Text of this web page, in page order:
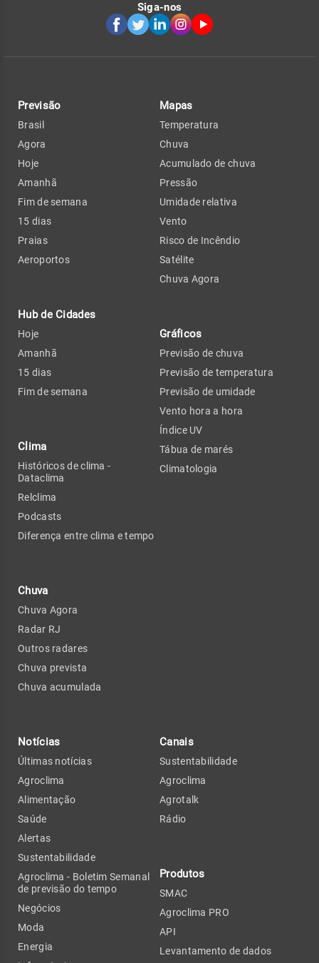
Siga-nos
Previsão
Brasil
Agora
Hoje
Amanhã
Fim de semana
15 dias
Praias
Aeroportos
Hub de Cidades
Hoje
Amanhã
15 dias
Fim de semana
Clima
Históricos de clima -
Dataclima
Relclima
Podcasts
Diferença entre clima e tempo
Chuva
Chuva Agora
Radar RJ
Outros radares
Chuva prevista
Chuva acumulada
Mapas
Temperatura
Chuva
Acumulado de chuva
Pressão
Umidade relativa
Vento
Risco de Incêndio
Satélite
Chuva Agora
Gráficos
Previsão de chuva
Previsão de temperatura
Previsão de umidade
Vento hora a hora
Índice UV
Tábua de marés
Climatologia
Notícias
Últimas notícias
Agroclima
Alimentação
Saúde
Alertas
Sustentabilidade
Agroclima - Boletim Semanal
de previsão do tempo
Negócios
Moda
Energia
Canais
Sustentabilidade
Agroclima
Agrotalk
Rádio
Produtos
SMAC
Agroclima PRO
API
Levantamento de dados